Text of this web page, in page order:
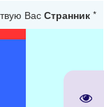
Вас Странник *